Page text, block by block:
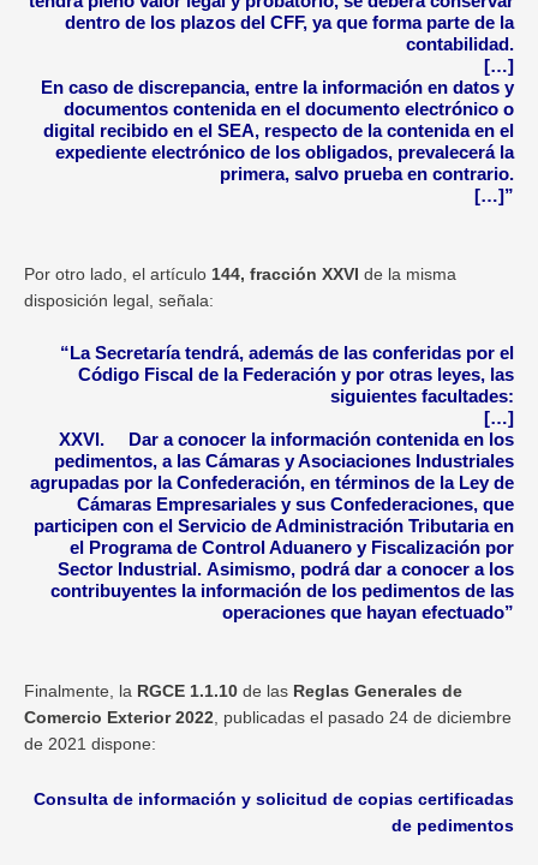
dentro de los plazos del CFF, ya que forma parte de la
contabilidad.
[…]
En caso de discrepancia, entre la información en datos y
documentos contenida en el documento electrónico o
digital recibido en el SEA, respecto de la contenida en el
expediente electrónico de los obligados, prevalecerá la
primera, salvo prueba en contrario.
[…]”
Por otro lado, el artículo 144, fracción XXVI de la misma
disposición legal, señala:
“La Secretaría tendrá, además de las conferidas por el
Código Fiscal de la Federación y por otras leyes, las
siguientes facultades:
[…]
XXVl.
Dar a conocer la información contenida en los
pedimentos, a las Cámaras y Asociaciones Industriales
agrupadas por la Confederación, en términos de la Ley de
Cámaras Empresariales y sus Confederaciones, que
participen con el Servicio de Administración Tributaria en
el Programa de Control Aduanero y Fiscalización por
Sector Industrial. Asimismo, podrá dar a conocer a los
contribuyentes la información de los pedimentos de las
operaciones que hayan efectuado”
Finalmente, la RGCE 1.1.10 de las Reglas Generales de
Comercio Exterior 2022, publicadas el pasado 24 de diciembre
de 2021 dispone:
Consulta de información y solicitud de copias certificadas
de pedimentos